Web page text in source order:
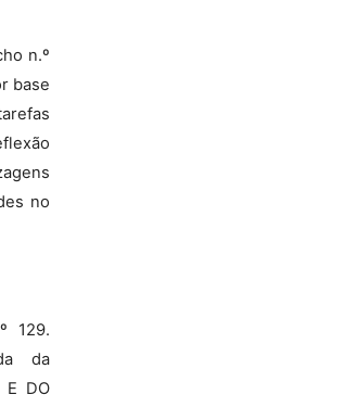
n.º
base
no
129.
da
E DO